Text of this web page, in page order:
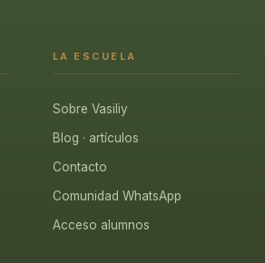
LA ESCUELA
Sobre Vasiliy
Blog · artículos
Contacto
Comunidad WhatsApp
Acceso alumnos